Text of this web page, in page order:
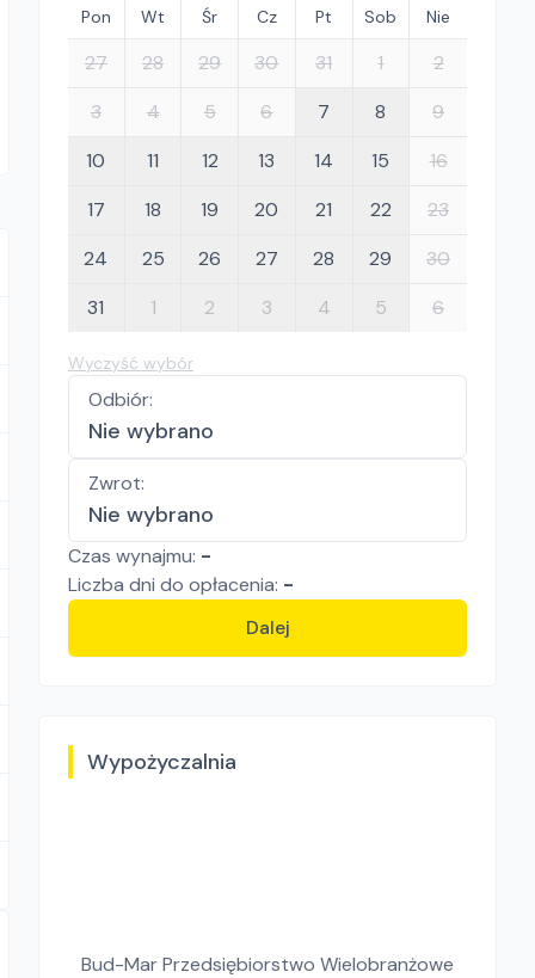
Pon Wt Śr Cz Pt Sob Nie
27 28 29 30 31 1
2
3
4 5 6 7 8
9
10
11 12 13 14 15
16
17
18 19 20 21 22
23
24
25 26 27 28 29
30
31
1 2 3 4 5 6
Wyczyść wybór
Odbiór:
Nie wybrano
Zwrot:
Nie wybrano
Czas wynajmu: -
Liczba dni do opłacenia: -
Dalej
Wypożyczalnia
Bud-Mar Przedsiębiorstwo Wielobranżowe